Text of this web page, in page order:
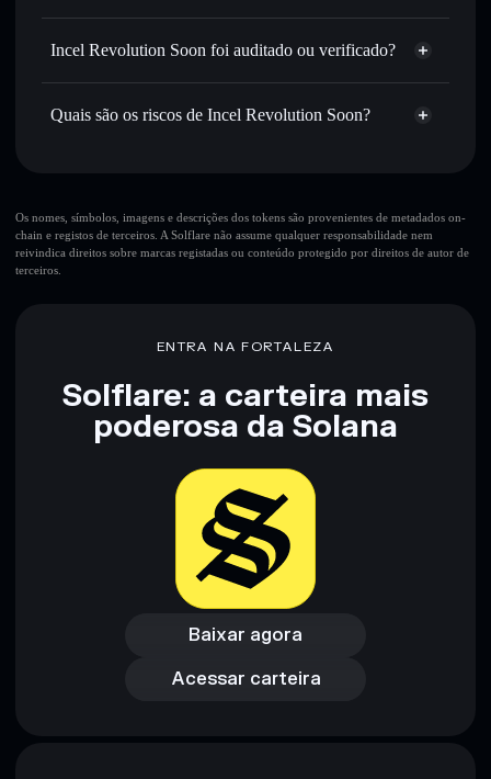
Privacidade integrado da Solflare
Acompanhar em tempo real— monitorizar o preço,
não-custodial onde controlas as tuas chaves privadas
Incel
5NZvszQTUFhbkav1HHgCq9rsk56F32HfKdhW7cW6E1ZR
INCEL
Carteira
Incel Revolution Soon foi auditado ou verificado?
Incel Revolution Soon não está verificado
Quais são os riscos de Incel Revolution Soon?
Incel Revolution Soon
liquidez limitada
única carteira
Aviso legal: Esta informação é apenas para fins educativos e
pesquisa. Dados fornecidos pelo rugcheck.xyz.
Os nomes, símbolos, imagens e descrições dos tokens são provenientes de metadados on-
chain e registos de terceiros. A Solflare não assume qualquer responsabilidade nem
reivindica direitos sobre marcas registadas ou conteúdo protegido por direitos de autor de
terceiros.
ENTRA NA FORTALEZA
Solflare: a carteira mais
poderosa da Solana
Baixar agora
Baixar agora
Acessar carteira
Acessar carteira